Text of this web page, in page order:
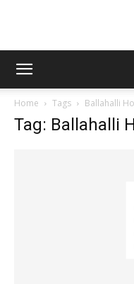
Home Tags Ballahalli
Tag: Ballahalli